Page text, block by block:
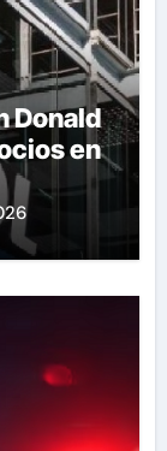
Donald
en